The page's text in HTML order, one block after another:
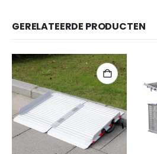
GERELATEERDE PRODUCTEN